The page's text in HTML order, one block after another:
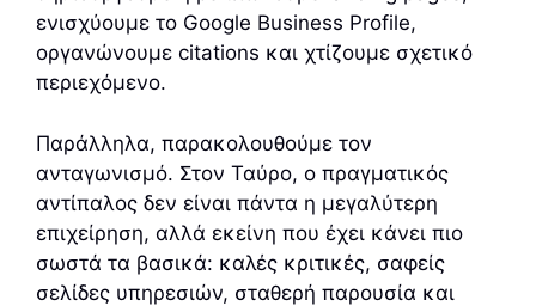
ενισχύουμε το Google Business Profile,
οργανώνουμε citations και χτίζουμε σχετικό
περιεχόμενο.
Παράλληλα, παρακολουθούμε τον
ανταγωνισμό. Στον Ταύρο, ο πραγματικός
αντίπαλος δεν είναι πάντα η μεγαλύτερη
επιχείρηση, αλλά εκείνη που έχει κάνει πιο
σωστά τα βασικά: καλές κριτικές, σαφείς
σελίδες υπηρεσιών, σταθερή παρουσία και